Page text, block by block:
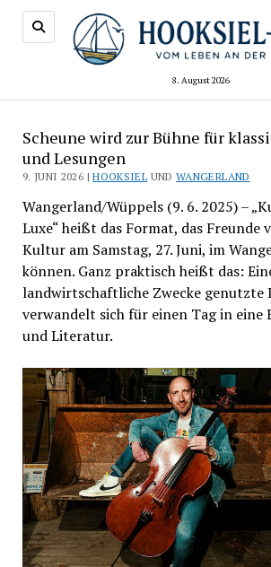
8. August 2026
Scheune wird zur Bühne für
und Lesungen
9. JUNI 2026 |HOOKSIEL UND WANGERLAND
Wangerland/Wüppels (9. 6. 2025) –
Luxe“ heißt das Format, das Freunde
Kultur am Samstag, 27. Juni, im
können. Ganz praktisch heißt das:
landwirtschaftliche Zwecke genutzte
verwandelt sich für einen Tag in eine
und Literatur.